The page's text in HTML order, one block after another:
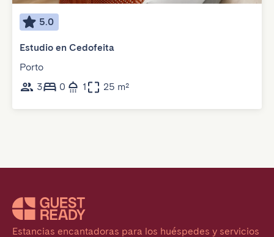
5.0
Estudio en Cedofeita
Porto
3
0 1 25 m²
Estancias encantadoras para los huéspedes y servicios